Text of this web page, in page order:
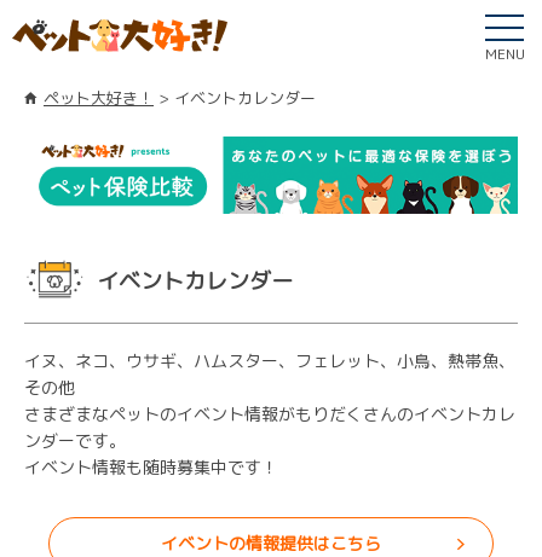
MENU
ペット大好き！ イベントカレンダー
イベントカレンダー
イヌ、ネコ、ウサギ、ハムスター、フェレット、小鳥、熱帯魚、
その他
さまざまなペットのイベント情報がもりだくさんのイベントカレ
ンダーです。
イベント情報も随時募集中です！
イベントの情報提供はこちら